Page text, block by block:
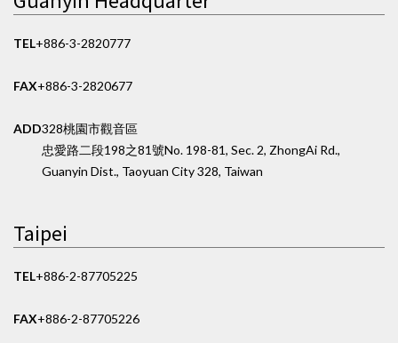
TEL+886-3-2820777
FAX+886-3-2820677
ADD328桃園市觀音區
忠愛路二段198之81號No. 198-81, Sec. 2, ZhongAi Rd.,
Guanyin Dist., Taoyuan City 328, Taiwan
Taipei
TEL+886-2-87705225
FAX+886-2-87705226